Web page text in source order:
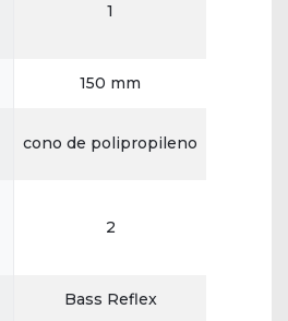
1
150 mm
cono de polipropileno
2
Bass Reflex